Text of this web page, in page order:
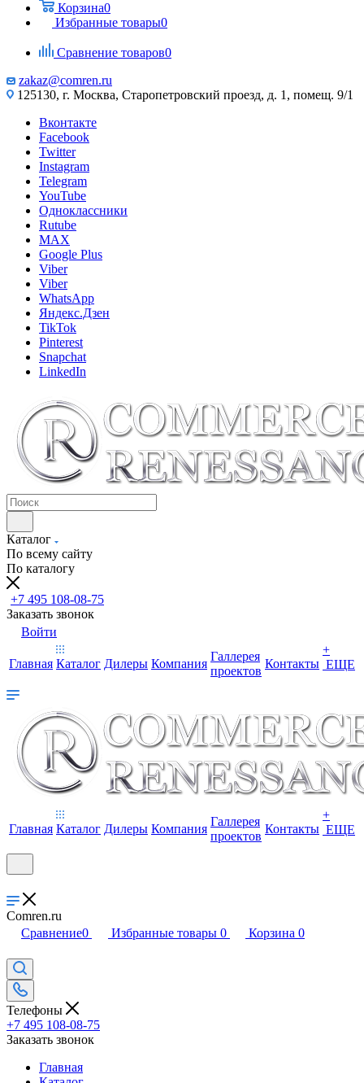
Корзина0
Избранные товары0
Сравнение товаров0
zakaz@comren.ru
125130, г. Москва, Старопетровский проезд, д. 1, помещ. 9/1
Вконтакте
Facebook
Twitter
Instagram
Telegram
YouTube
Одноклассники
Rutube
MAX
Google Plus
Viber
Viber
WhatsApp
Яндекс.Дзен
TikTok
Pinterest
Snapchat
LinkedIn
Каталог
По всему сайту
По каталогу
+7 495 108-08-75
Заказать звонок
Войти
Главная Каталог Дилеры Компания
Галлерея
проектов
Контакты
+
ЕЩЕ
Главная Каталог Дилеры Компания
Галлерея
проектов
Контакты
+
ЕЩЕ
Comren.ru
Сравнение0 Избранные товары 0 Корзина 0
Телефоны
+7 495 108-08-75
Заказать звонок
Главная